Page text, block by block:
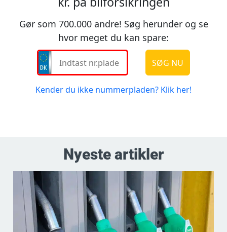
Nyeste artikler